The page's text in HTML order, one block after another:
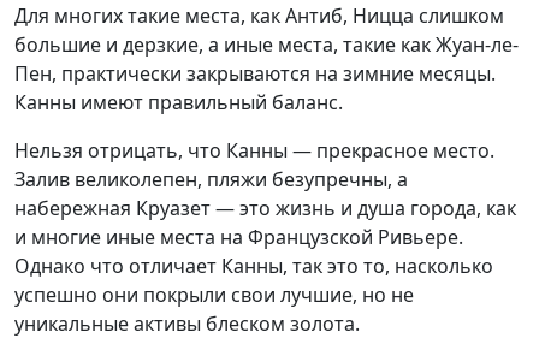
Для многих такие места, как Антиб, Ницца слишком
большие и дерзкие, а иные места, такие как Жуан-ле-
Пен, практически закрываются на зимние месяцы.
Канны имеют правильный баланс.
Нельзя отрицать, что Канны — прекрасное место.
Залив великолепен, пляжи безупречны, а
набережная Круазет — это жизнь и душа города, как
и многие иные места на Французской Ривьере.
Однако что отличает Канны, так это то, насколько
успешно они покрыли свои лучшие, но не
уникальные активы блеском золота.